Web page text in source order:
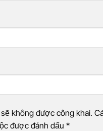
sẽ không được công khai.
được đánh dấu *